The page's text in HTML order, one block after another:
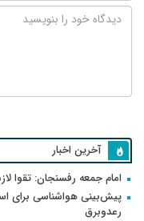
آخرین اخبار
امام جمعه رفسنجان: تقوا
پیش‌بینی هواشناسی برای
رعدوبرق